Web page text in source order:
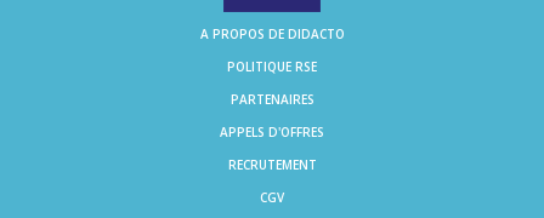
A PROPOS DE DIDACTO
POLITIQUE RSE
PARTENAIRES
APPELS D'OFFRES
RECRUTEMENT
CGV